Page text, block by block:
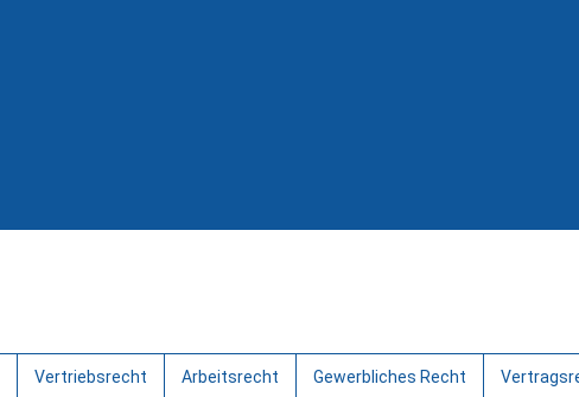
Vertriebsrecht Arbeitsrecht Gewerbliches Recht